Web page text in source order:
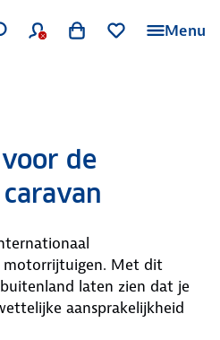
Menu
de
motorrijtuigen. Met dit
laten zien dat je
aansprakelijkheid